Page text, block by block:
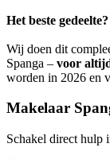
Het beste gedeelte?
Wij doen dit
Spanga – voor
worden in 2026 en
Makelaar
Schakel direct hulp